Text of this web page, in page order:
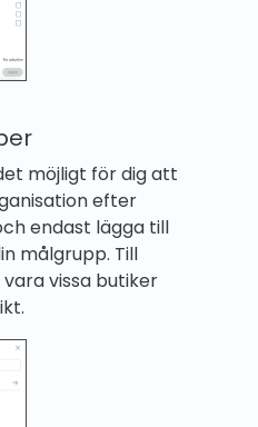
möjligt för dig att
efter
endast lägga till
målgrupp. Till
vissa butiker